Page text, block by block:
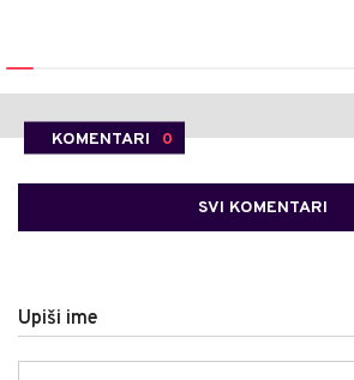
KOMENTARI 0
SVI KOMENTARI
Upiši ime